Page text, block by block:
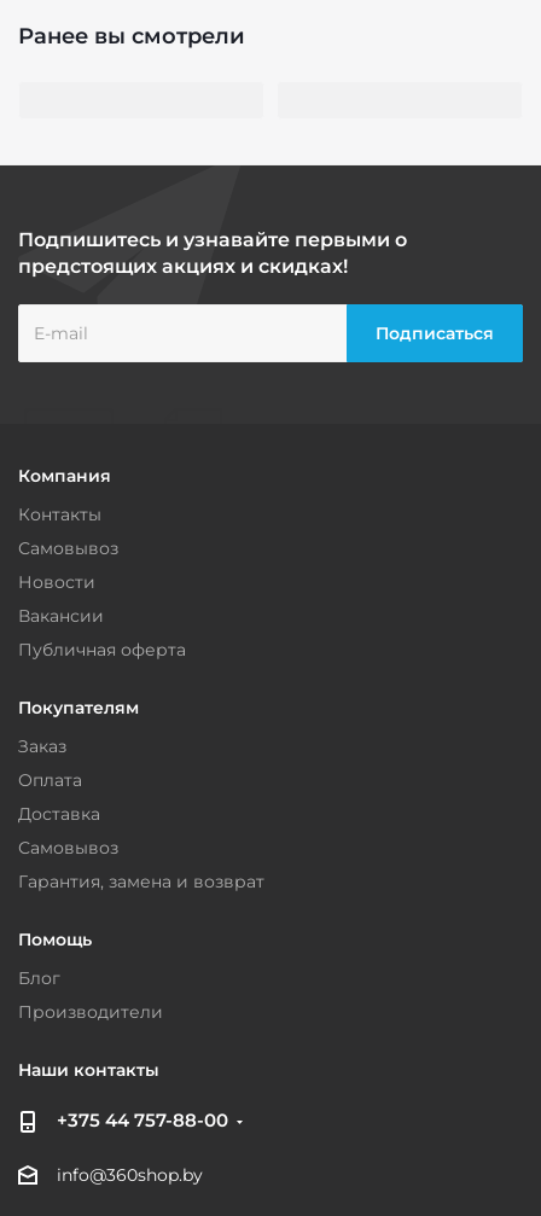
Ранее вы смотрели
Подпишитесь и узнавайте первыми о
предстоящих акциях и скидках!
Компания
Контакты
Самовывоз
Новости
Вакансии
Публичная оферта
Покупателям
Заказ
Оплата
Доставка
Самовывоз
Гарантия, замена и возврат
Помощь
Блог
Производители
Наши контакты
+375 44 757-88-00
info@360shop.by